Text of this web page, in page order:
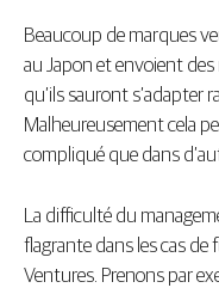
Beaucoup de marques
au Japon et envoient
qu’ils sauront s’adapter
Malheureusement cela
compliqué que dans
La difficulté du
flagrante dans les cas
Ventures. Prenons par